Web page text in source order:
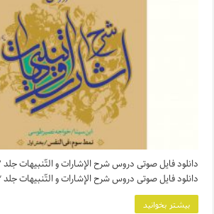
دانلود فایل صوتی دروس شرح الإشارات و التّنبیهات جلد ۳ علامه حسن زاده آملی
بیشتر بخوانید